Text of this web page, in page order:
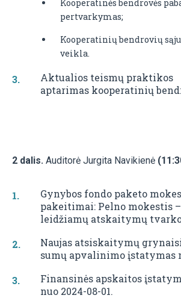
Kooperatinės bendrovės
pertvarkymas;
Kooperatinių bendrovių
veikla.
Aktualios teismų praktikos
aptarimas kooperatinių
2 dalis. Auditorė Jurgita Navikienė
Gynybos fondo paketo
pakeitimai: Pelno mokestis
leidžiamų atskaitymų
Naujas atsiskaitymų
sumų apvalinimo įstatymas
Finansinės apskaitos
nuo 2024-08-01.